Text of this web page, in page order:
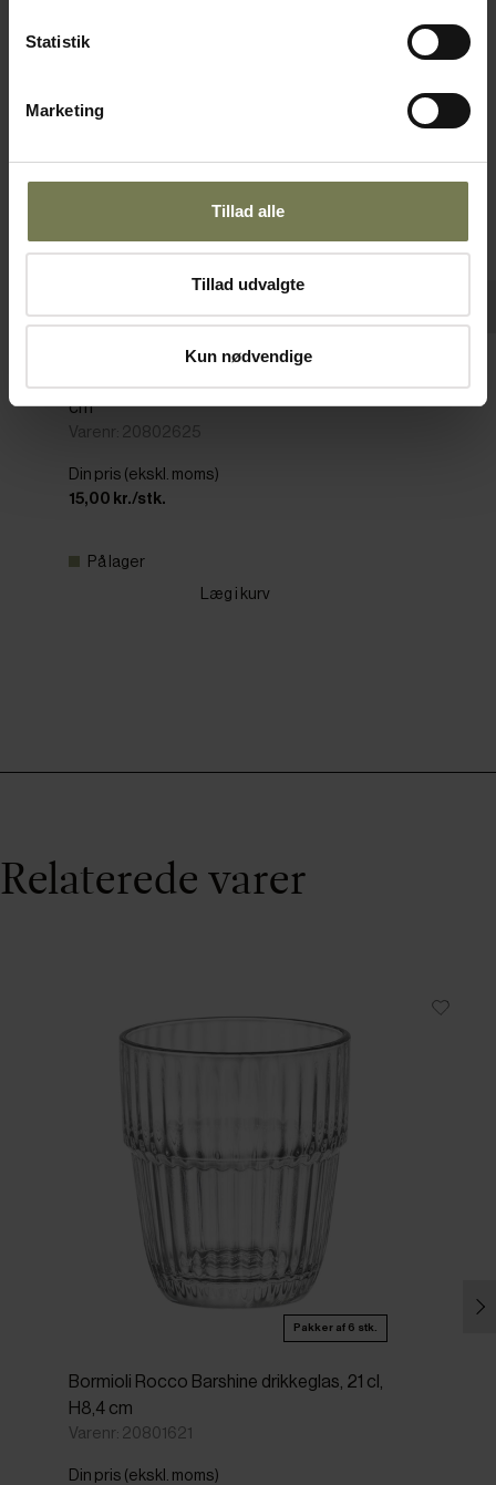
Statistik
Marketing
Tillad alle
Tillad udvalgte
Kun nødvendige
Pakker af 12 stk.
cm
Varenr: 20802625
Din pris (ekskl. moms)
15,00 kr./stk.
På lager
Læg i kurv
Relaterede varer
Pakker af 6 stk.
Bormioli Rocco Barshine drikkeglas, 21 cl,
H8,4 cm
Varenr: 20801621
Din pris (ekskl. moms)